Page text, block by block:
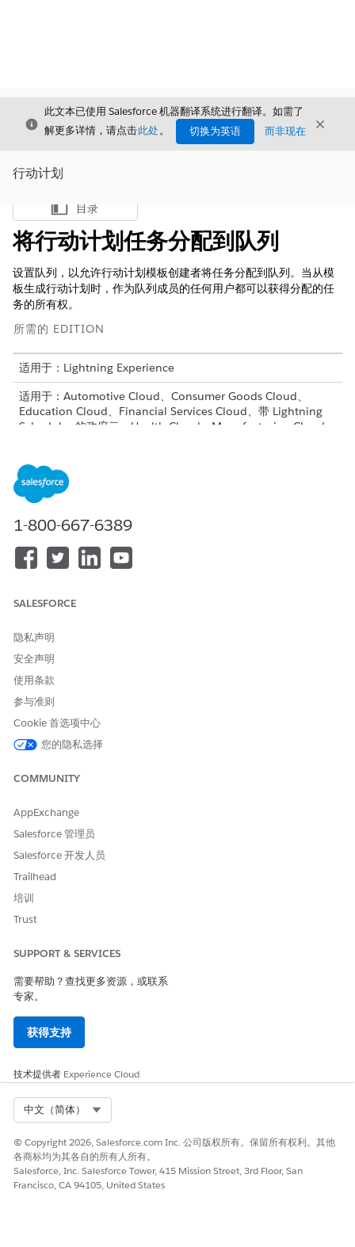
关闭
此文本已使用 Salesforce 机器翻译系统进行翻译。如需了
解更多详情，请点击此处。 切换为英语 而非现在 关闭
行动计划
显示目录
目录
将行动计划任务分配到队列
设置队列，以允许行动计划模板创建者将任务分配到队列。当从模
板生成行动计划时，作为队列成员的任何用户都可以获得分配的任
务的所有权。
所需的 EDITION
适用于：Lightning Experience
适用于：Automotive Cloud、Consumer Goods Cloud、
Education Cloud、Financial Services Cloud、带 Lightning
Scheduler 的政府云、Health Cloud、Manufacturing Cloud、
队列可让用户团队共享工作量。任务显示在队列列表中，团队的任
何成员都可以获得列表中任务的所有权。
您可以在贵组织中定义队列，并将特定用户或角色添加为队列成
员。然后，行动计划模板创建者将任务分配到队列。在生成新操作
计划时，新创建的任务会添加到队列，并准备由队列成员提取。
单击新建
选择在新记录添加到队列时通知的电子邮件地址。（可选）
如果您的组织使用分部，请选择队列的默认分部。
象，例如任务、评估任务或文档核对清单项目。
添加队列成员并保存队列。
成员可以是个人用户、角色、公用小组或合作伙伴用户。
将任务添加到操作计划模板时，在任务分配中选择
Salesforce 帮助：创建队列
1-800-667-6389
SALESFORCE
隐私声明
安全声明
使用条款
参与准则
Cookie 首选项中心
您的隐私选择
COMMUNITY
AppExchange
Salesforce 管理员
Salesforce 开发人员
Trailhead
培训
Trust
SUPPORT & SERVICES
需要帮助？查找更多资源，或联系
专家。
获得支持
技术提供者 Experience Cloud
中文（简体）
© Copyright 2026, Salesforce.com Inc. 公司版权所有。保留所有权利。其他
各商标均为其各自的所有人所有。
Salesforce, Inc. Salesforce Tower, 415 Mission Street, 3rd Floor, San
Francisco, CA 94105, United States